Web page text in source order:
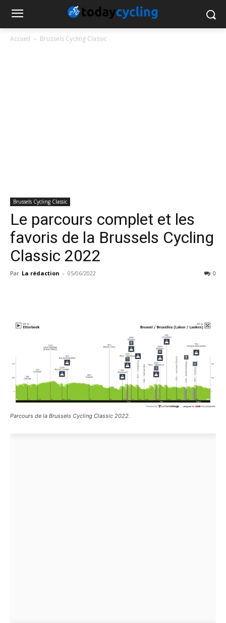
Accueil Brussels Cycling Classic
Brussels Cycling Classic
Le parcours complet et les
favoris de la Brussels Cycling
Classic 2022
Par La rédaction - 05/06/2022 0
Parcours de la Brussels Cycling Classic 2022.